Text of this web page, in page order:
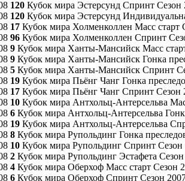
120 Кубок мира Эстерсунд Спринт Сезон
120 Кубок мира Эстерсунд
17 Кубок мира Холменколлен Масс старт
96 Кубок мира Холменколлен Спринт
9 Кубок мира Ханты-Мансийск Масс
9 Кубок мира Ханты-Мансийск Гонка
5 Кубок мира Ханты-Мансийск Спринт
19 Кубок мира Пьёнг Чанг Гонка
17 Кубок мира Пьёнг Чанг Спринт Сезон
10 Кубок мира Антхольц-Антерсельва
6 Кубок мира Антхольц-Антерсельва
19 Кубок мира Антхольц-Антерсельва
8 Кубок мира Рупольдинг Гонка
10 Кубок мира Рупольдинг Спринт Сезон
2 Кубок мира Рупольдинг Эстафета
4 Кубок мира Оберхоф Масс старт Сезон
6 Кубок мира Оберхоф Спринт Сезон